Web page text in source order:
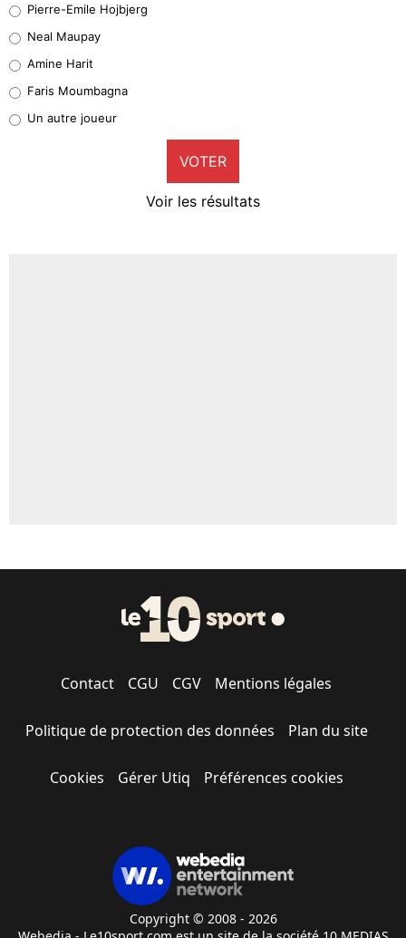
5%
1%
9%
Pierre-Emile Hojbjerg
Neal Maupay
Amine Harit
Faris Moumbagna
Un autre joueur
VOTER
Voir les résultats
Contact CGU CGV Mentions légales
Politique de protection des données Plan du site
Cookies Gérer Utiq Préférences cookies
Copyright © 2008 - 2026